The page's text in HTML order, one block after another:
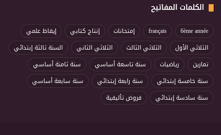
الكلمات المفاتيح
6ème année
français إمتحانات إنتاج كتابي
إيقاظ علمي
الثلاثي الأول
الثلاثي الثالث الثلاثي الثاني
السنة ثالثة إبتدائي
تمارين
رياضيات سنة تاسعة أساسي
سنة ثامنة أساسي
سنة خامسة إبتدائي
سنة رابعة إبتدائي
سنة سابعة أساسي
سنة سادسة إبتدائي
فروض تأليفية